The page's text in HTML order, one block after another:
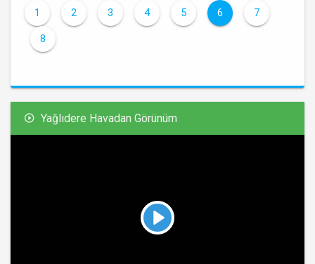
1 2 3 4 5 6 7
8
Yağlıdere Havadan Görünüm
Play